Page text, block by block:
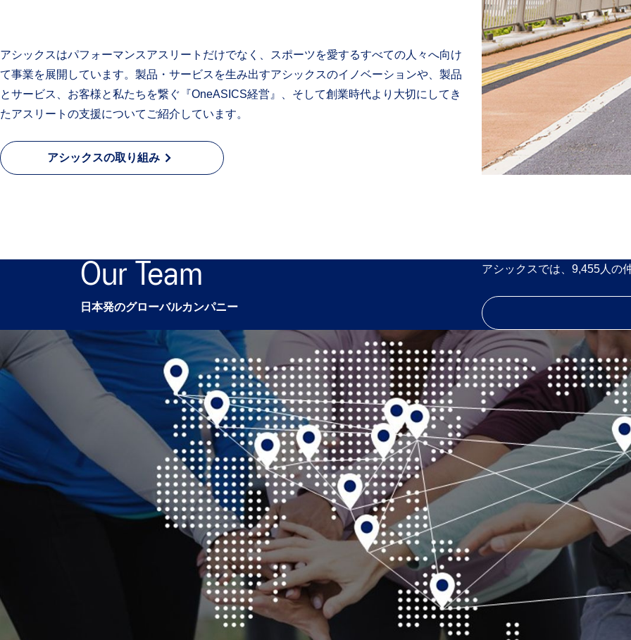
アシックスはパフォーマンスアスリートだけでなく、スポーツを愛するすべての人々へ向け
て事業を展開しています。製品・サービスを生み出すアシックスのイノベーションや、製品
とサービス、お客様と私たちを繋ぐ『OneASICS経営』、そして創業時代より大切にしてき
たアスリートの支援についてご紹介しています。
アシックスの取り組み
Our Team
日本発のグローバルカンパニー
アシックスでは、9,455人の